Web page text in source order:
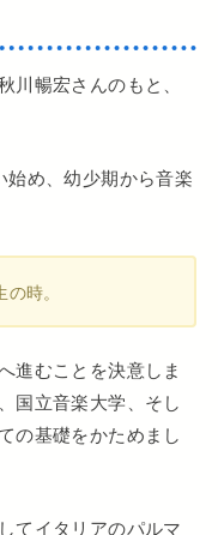
暢宏さんのもと、
め、幼少期から音楽
時。
進むことを決意しま
国立音楽大学、そし
の基礎をかためまし
てイタリアのパルマ